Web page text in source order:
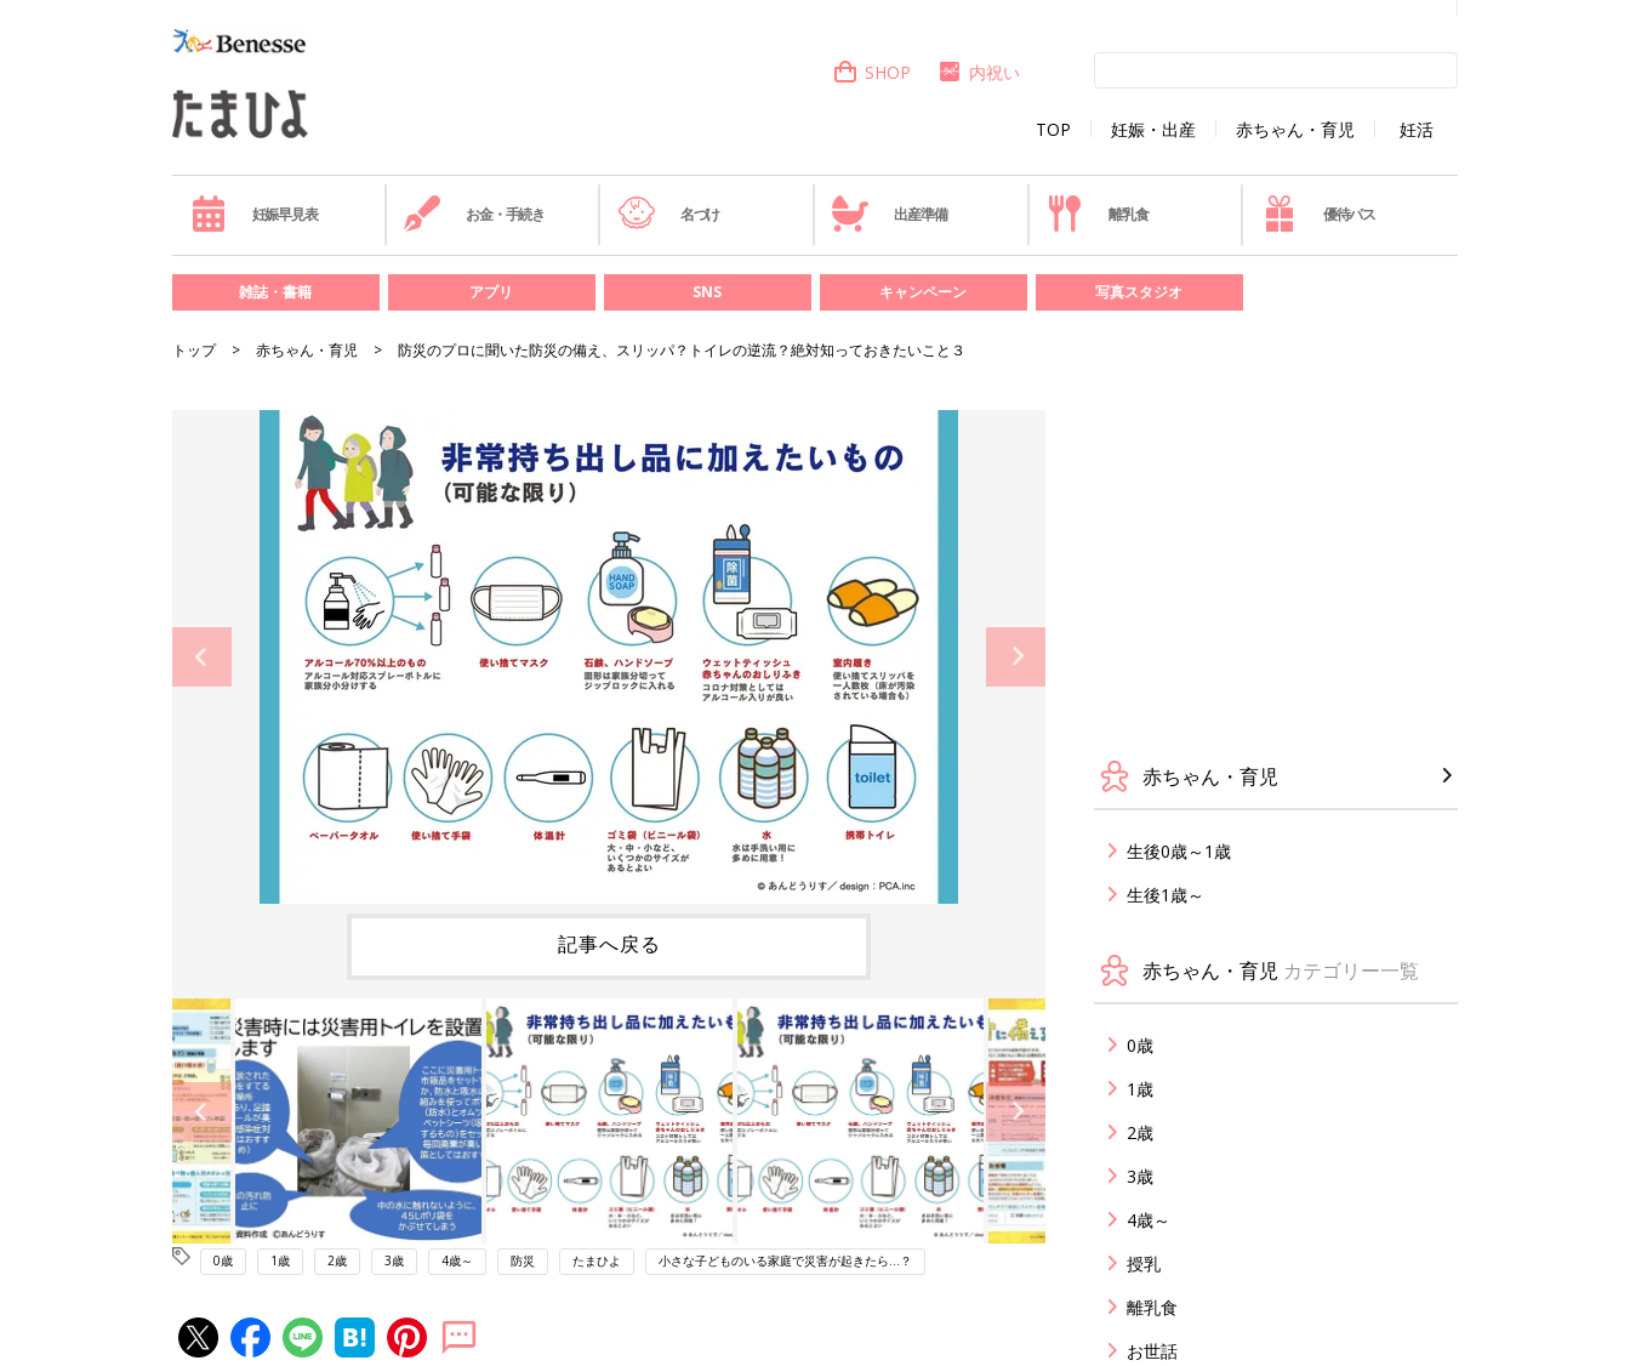
TOP 妊娠・出産 赤ちゃん・育児 妊活
SHOP 内祝い
妊娠早見表 お金・手続き 名づけ 出産準備 離乳食 優待パス
雑誌・書籍 アプリ SNS キャンペーン 写真スタジオ
トップ 赤ちゃん・育児 防災のプロに聞いた防災の備え、スリッパ？トイレの逆流？絶対知っておきたいこと３
記事へ戻る
0歳 1歳 2歳 3歳 4歳～ 防災 たまひよ 小さな子どものいる家庭で災害が起きたら…？
赤ちゃん・育児
生後0歳～1歳
生後1歳～
赤ちゃん・育児 カテゴリー一覧
0歳
1歳
2歳
3歳
4歳～
授乳
離乳食
お世話